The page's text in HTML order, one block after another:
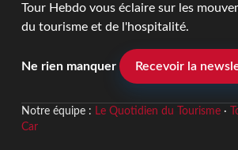
Tour Hebdo vous éclaire sur les
du tourisme et de l'hospitalité.
Ne rien manquer Recevoir la
Notre équipe : Le Quotidien du Tourisme·
Car